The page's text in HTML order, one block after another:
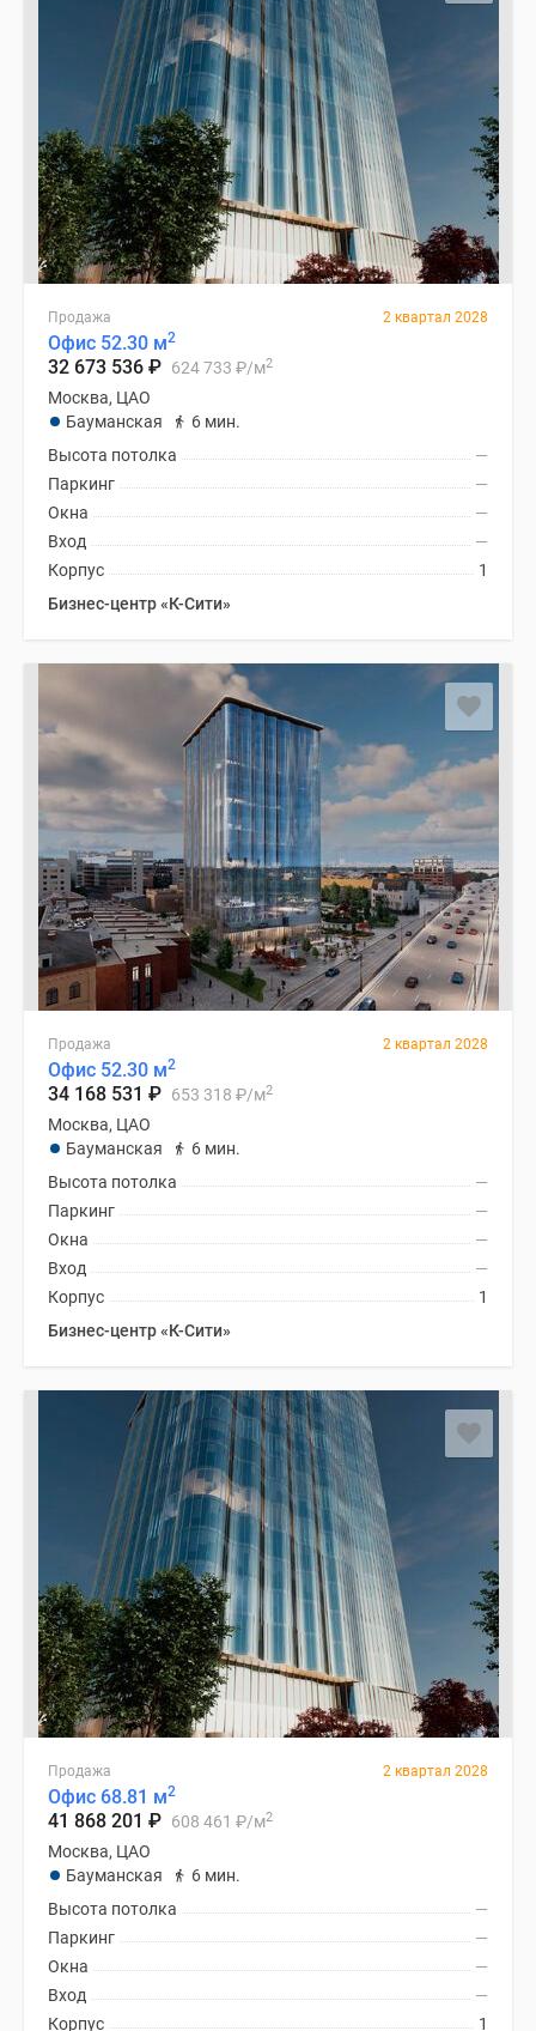
Продажа 2 квартал 2028
Офис 52.30 м2
32 673 536 ₽ 624 733 ₽/м2
Москва, ЦАО
Бауманская
6 мин.
—
Высота потолка
—
Паркинг
—
Окна
—
Вход
1
Корпус
Бизнес-центр «К-Сити»
Продажа 2 квартал 2028
Офис 52.30 м2
34 168 531 ₽ 653 318 ₽/м2
Москва, ЦАО
Бауманская
6 мин.
—
Высота потолка
—
Паркинг
—
Окна
—
Вход
1
Корпус
Бизнес-центр «К-Сити»
Продажа 2 квартал 2028
Офис 68.81 м2
41 868 201 ₽ 608 461 ₽/м2
Москва, ЦАО
Бауманская
6 мин.
—
Высота потолка
—
Паркинг
—
Окна
—
Вход
1
Корпус